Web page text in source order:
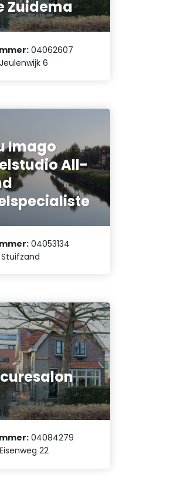
Zuidema
04062607
Jeulenwijk 6
Imago
All-
04053134
Stuifzand
04084279
Eisenweg 22